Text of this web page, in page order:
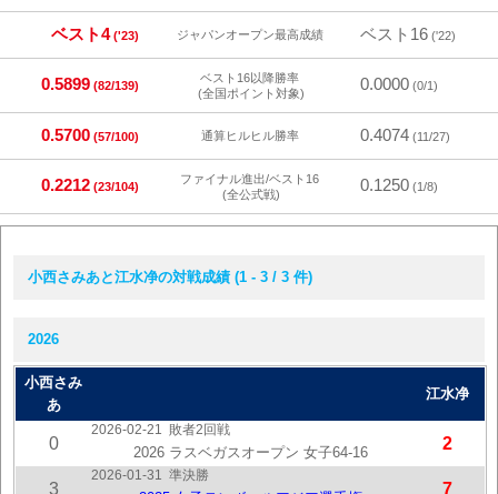
ベスト4 ('23) ジャパンオープン最高成績 ベスト16 ('22)
0.5899 (82/139)
ベスト16以降勝率
(全国ポイント対象)
0.0000 (0/1)
0.5700 (57/100) 通算ヒルヒル勝率 0.4074 (11/27)
0.2212 (23/104)
ファイナル進出/ベスト16
(全公式戦)
0.1250 (1/8)
小西さみあと江水净の対戦成績 (1 - 3 / 3 件)
2026
小西さみ
あ
江水净
0
2026-02-21 敗者2回戦
2026 ラスベガスオープン 女子64-16 2
3
2026-01-31 準決勝
7